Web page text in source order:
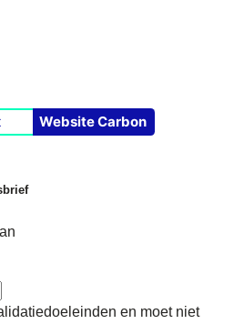
Website Carbon
en moet niet